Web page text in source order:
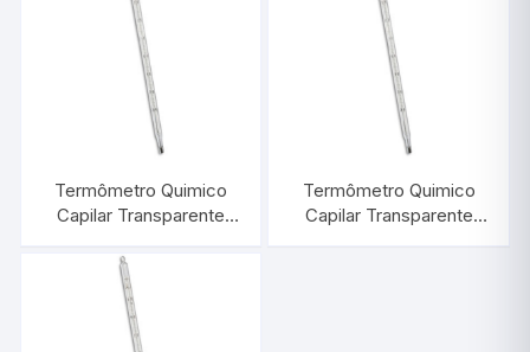
Termômetro Quimico
Capilar Transparente
INCOTERM 5007
Termômetro Quimico
Capilar Transparente